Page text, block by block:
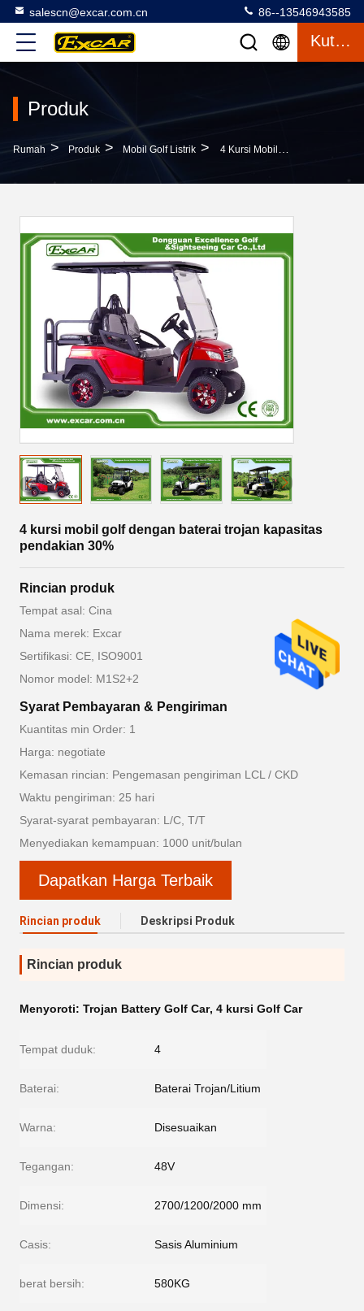
salescn@excar.com.cn 86--13546943585
Kutipan
Produk
Rumah > Produk > Mobil Golf Listrik > 4 Kursi Mobil Golf Dengan Baterai Trojan Kapasitas Pendakian 30%
4 kursi mobil golf dengan baterai trojan kapasitas
pendakian 30%
Rincian produk
Tempat asal: Cina
Nama merek: Excar
Sertifikasi: CE, ISO9001
Nomor model: M1S2+2
Syarat Pembayaran & Pengiriman
Kuantitas min Order: 1
Harga: negotiate
Kemasan rincian: Pengemasan pengiriman LCL / CKD
Waktu pengiriman: 25 hari
Syarat-syarat pembayaran: L/C, T/T
Menyediakan kemampuan: 1000 unit/bulan
Dapatkan Harga Terbaik
Rincian produk Deskripsi Produk
Rincian produk
Menyoroti: Trojan Battery Golf Car, 4 kursi Golf Car
Tempat duduk: 4
Baterai: Baterai Trojan/Litium
Warna: Disesuaikan
Tegangan: 48V
Dimensi: 2700/1200/2000 mm
Casis: Sasis Aluminium
berat bersih: 580KG